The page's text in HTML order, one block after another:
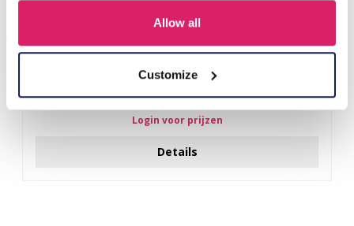
Allow all
Customize
Login voor prijzen
Details